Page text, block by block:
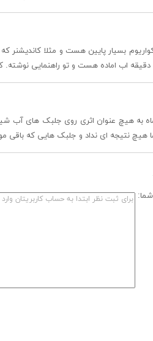
بسیار پایین هست و مثلا
سلام من این محصول رو خریدم. بعد از ۱ ماه به هیچ
هیچ نتیجه ای نداد و جلبک هایی که باقی